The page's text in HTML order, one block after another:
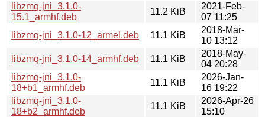
libzmq-jni_3.1.0-
15.1_armhf.deb
11.2 KiB
2021-Feb-
07 11:25
libzmq-jni_3.1.0-12_armel.deb
11.1 KiB
2018-Mar-
10 13:12
libzmq-jni_3.1.0-14_armhf.deb
11.1 KiB
2018-May-
04 20:28
libzmq-jni_3.1.0-
18+b1_armhf.deb
11.1 KiB
2026-Jan-
16 19:22
libzmq-jni_3.1.0-
18+b2_armhf.deb
11.1 KiB
2026-Apr-26
15:10